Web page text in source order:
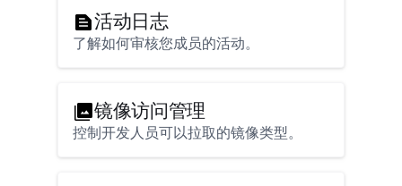
活动日志
了解如何审核您成员的活动。
镜像访问管理
控制开发人员可以拉取的镜像类型。